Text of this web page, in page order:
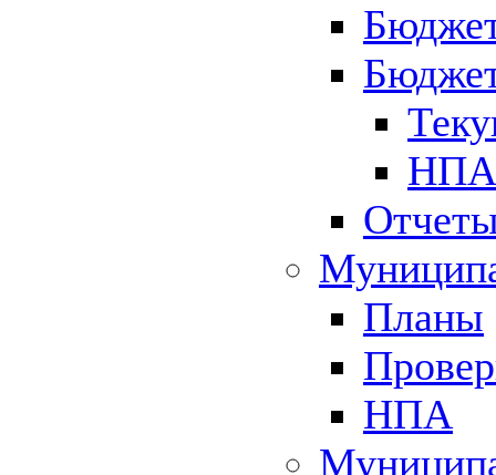
НПА
Планы
НПА